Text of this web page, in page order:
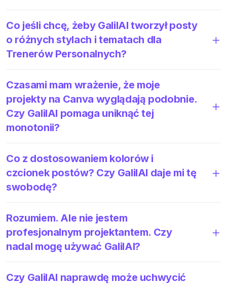
Co jeśli chcę, żeby GalilAI tworzył posty
o różnych stylach i tematach dla
Trenerów Personalnych?
Czasami mam wrażenie, że moje
projekty na Canva wyglądają podobnie.
Czy GalilAI pomaga uniknąć tej
monotonii?
Co z dostosowaniem kolorów i
czcionek postów? Czy GalilAI daje mi tę
swobodę?
Rozumiem. Ale nie jestem
profesjonalnym projektantem. Czy
nadal mogę używać GalilAI?
Czy GalilAI naprawdę może uchwycić